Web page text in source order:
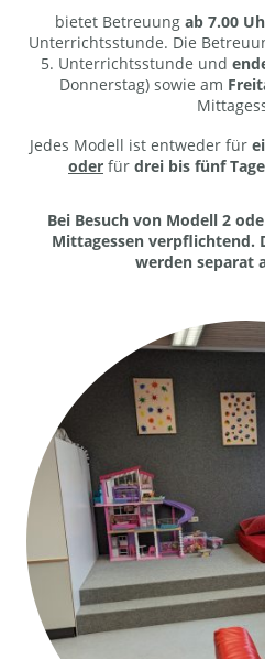
bietet Betreuung ab 7.00
Unterrichtsstunde. Die
5. Unterrichtsstunde und
Donnerstag) sowie am
Jedes Modell ist entweder für
oder für drei bis fünf Tage
Bei Besuch von Modell 2
Mittagessen verpflichtend.
werden separat